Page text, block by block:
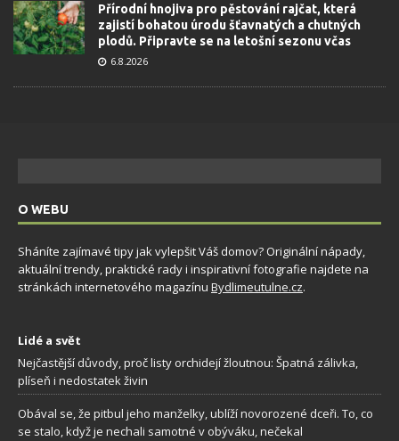
Přírodní hnojiva pro pěstování rajčat, která
zajistí bohatou úrodu šťavnatých a chutných
plodů. Připravte se na letošní sezonu včas
6.8.2026
O WEBU
Sháníte zajímavé tipy jak vylepšit Váš domov? Originální nápady,
aktuální trendy, praktické rady i inspirativní fotografie najdete na
stránkách internetového magazínu Bydlimeutulne.cz.
Lidé a svět
Nejčastější důvody, proč listy orchidejí žloutnou: Špatná zálivka,
plíseň i nedostatek živin
Obával se, že pitbul jeho manželky, ublíží novorozené dceři. To, co
se stalo, když je nechali samotné v obýváku, nečekal